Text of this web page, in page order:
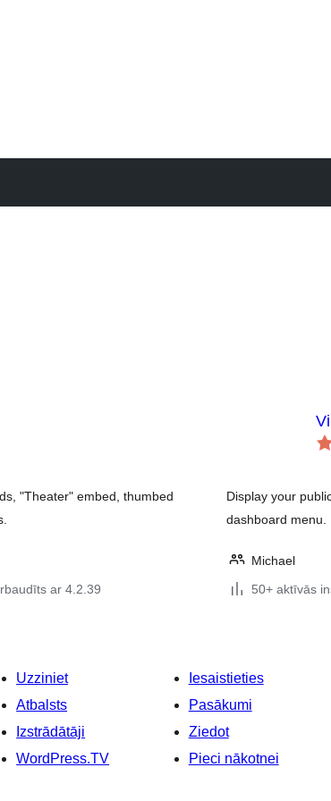
"Theater" embed, thumbed
ar 4.2.39
Display your
dashboard menu.
Michael
50+ aktīvās
Uzziniet
Atbalsts
Izstrādātāji
WordPress.TV
Iesaistieties
Pasākumi
Ziedot
Pieci nākotnei